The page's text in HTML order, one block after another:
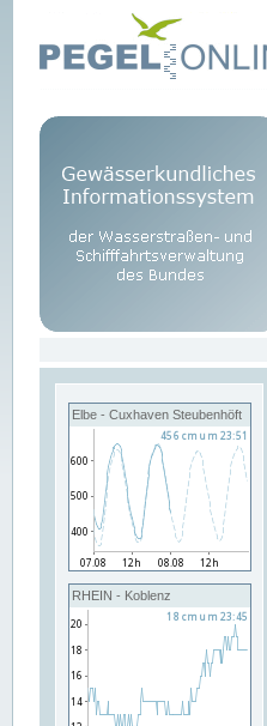
Elbe - Cuxhaven Steubenhöft
RHEIN - Koblenz